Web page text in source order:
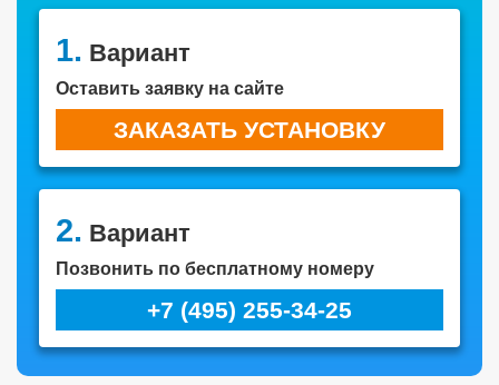
1. Вариант
Оставить заявку на сайте
ЗАКАЗАТЬ УСТАНОВКУ
2. Вариант
Позвонить по бесплатному номеру
+7 (495) 255-34-25